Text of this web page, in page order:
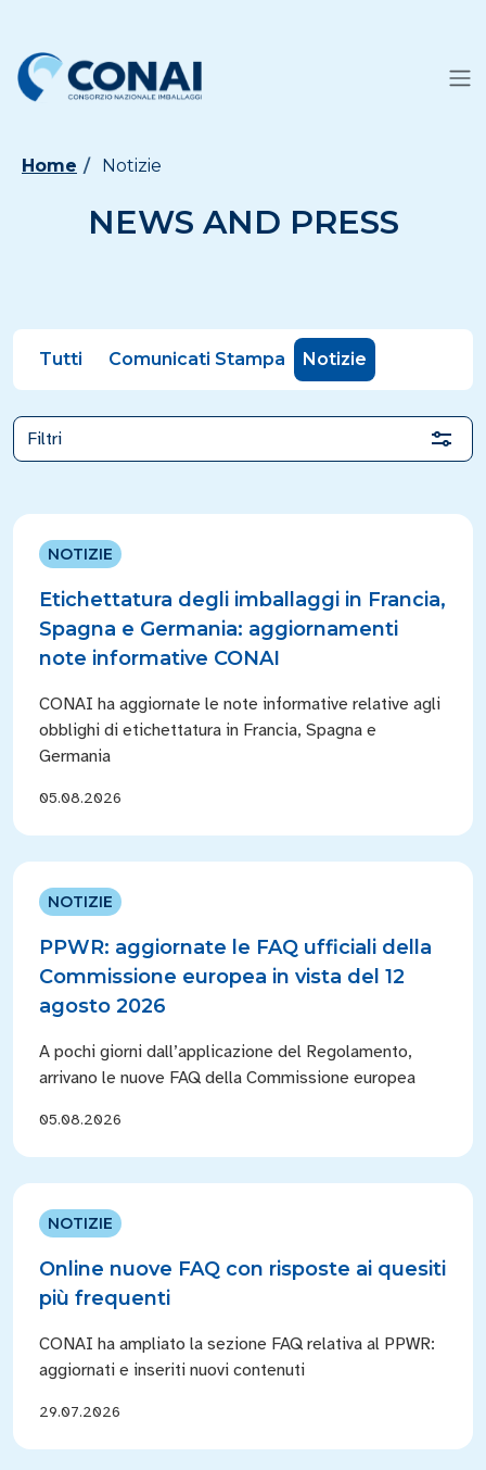
Home Notizie
NEWS AND PRESS
Tutti Comunicati Stampa Notizie
Filtri
NOTIZIE
Etichettatura degli imballaggi in Francia,
Spagna e Germania: aggiornamenti
note informative CONAI
CONAI ha aggiornate le note informative relative agli
obblighi di etichettatura in Francia, Spagna e
Germania
05.08.2026
NOTIZIE
PPWR: aggiornate le FAQ ufficiali della
Commissione europea in vista del 12
agosto 2026
A pochi giorni dall’applicazione del Regolamento,
arrivano le nuove FAQ della Commissione europea
05.08.2026
NOTIZIE
Online nuove FAQ con risposte ai quesiti
più frequenti
CONAI ha ampliato la sezione FAQ relativa al PPWR:
aggiornati e inseriti nuovi contenuti
29.07.2026